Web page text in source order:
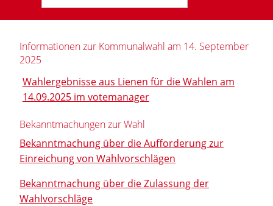
Informationen zur Kommunalwahl am 14. September
2025
Wahlergebnisse aus Lienen für die Wahlen am
14.09.2025 im votemanager
Bekanntmachungen zur Wahl
Bekanntmachung über die Aufforderung zur
Einreichung von Wahlvorschlägen
Bekanntmachung über die Zulassung der
Wahlvorschläge